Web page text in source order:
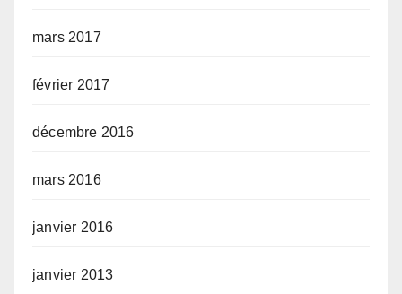
mars 2017
février 2017
décembre 2016
mars 2016
janvier 2016
janvier 2013